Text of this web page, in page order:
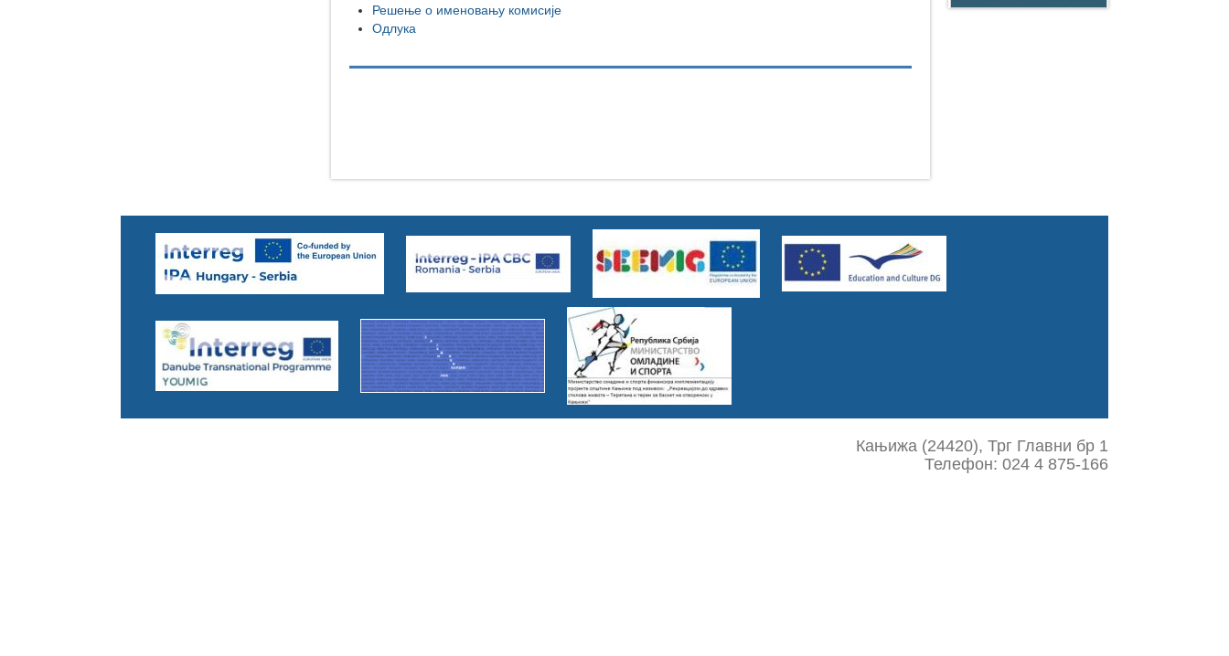
Решење о именовању комисије
Одлука
Кањижа (24420), Трг Главни бр 1
Телефон: 024 4 875-166